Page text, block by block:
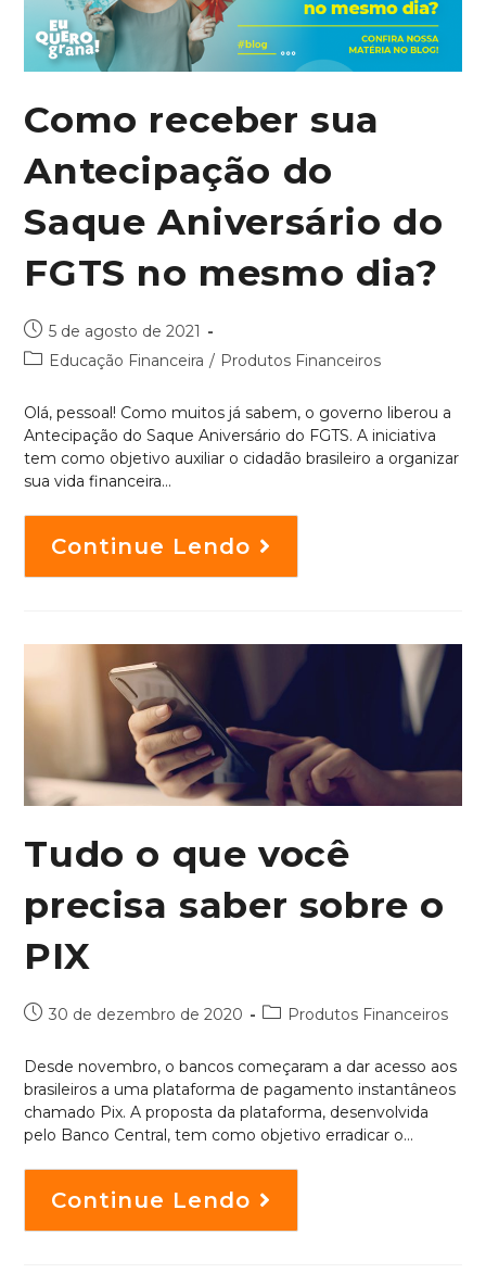
Como receber sua
Antecipação do
Saque Aniversário do
FGTS no mesmo dia?
5 de agosto de 2021
Educação Financeira / Produtos Financeiros
Olá, pessoal! Como muitos já sabem, o governo liberou a
Antecipação do Saque Aniversário do FGTS. A iniciativa
tem como objetivo auxiliar o cidadão brasileiro a organizar
sua vida financeira…
Continue Lendo
Tudo o que você
precisa saber sobre o
PIX
30 de dezembro de 2020 Produtos Financeiros
Desde novembro, o bancos começaram a dar acesso aos
brasileiros a uma plataforma de pagamento instantâneos
chamado Pix. A proposta da plataforma, desenvolvida
pelo Banco Central, tem como objetivo erradicar o…
Continue Lendo